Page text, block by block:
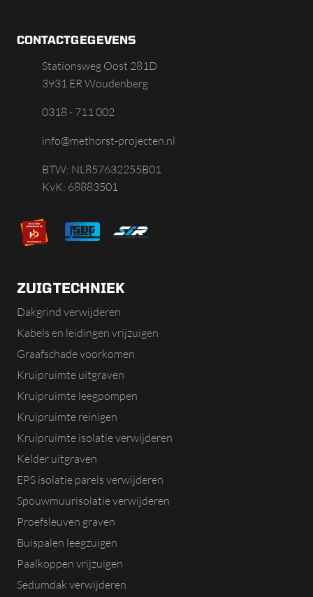
CONTACTGEGEVENS
Stationsweg Oost 281D
3931 ER Woudenberg
0318 - 711 002
info@methorst-projecten.nl
BTW: NL857632255B01
KvK: 68883501
ZUIGTECHNIEK
Dakgrind verwijderen
Kabels en leidingen vrijzuigen
Graafschade voorkomen
Kruipruimte uitgraven
Kruipruimte leegpompen
Kruipruimte reinigen
Kruipruimte isolatie verwijderen
Kelder uitgraven
EPS isolatie parels verwijderen
Spouwmuurisolatie verwijderen
Proefsleuven graven
Buispalen leegzuigen
Paalkoppen vrijzuigen
Sedumdak verwijderen